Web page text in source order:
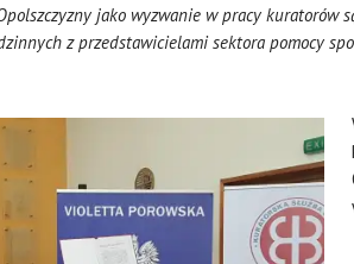
jako wyzwanie w pracy kuratorów
z przedstawicielami sektora pomocy